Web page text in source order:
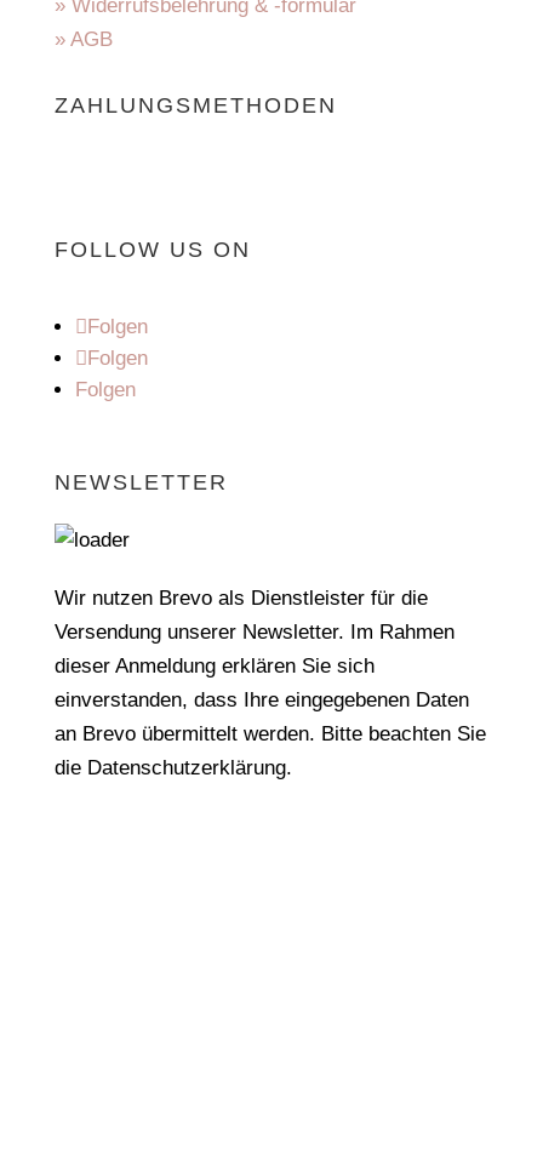
» Widerrufsbelehrung & -formular
» AGB
ZAHLUNGSMETHODEN
FOLLOW US ON
Folgen
Folgen
Folgen
NEWSLETTER
Wir nutzen Brevo als Dienstleister für die
Versendung unserer Newsletter. Im Rahmen
dieser Anmeldung erklären Sie sich
einverstanden, dass Ihre eingegebenen Daten
an Brevo übermittelt werden. Bitte beachten Sie
die Datenschutzerklärung.